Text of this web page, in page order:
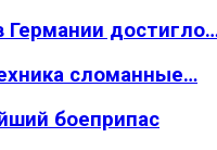
Германии
сломанные…
боеприпас